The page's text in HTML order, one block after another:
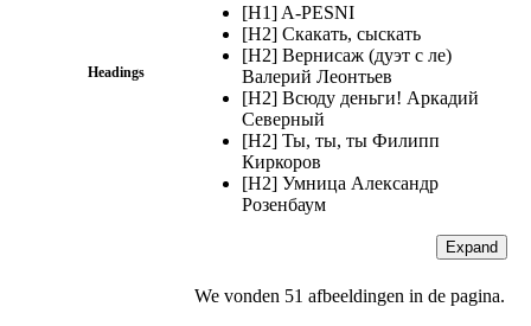
Headings
[H1] A-PESNI
[H2] Скакать, сыскать
[H2] Вернисаж (дуэт с ле)
Валерий Леонтьев
[H2] Всюду деньги! Аркадий
Северный
[H2] Ты, ты, ты Филипп
Киркоров
[H2] Умница Александр
Розенбаум
Expand
We vonden 51 afbeeldingen in de pagina.